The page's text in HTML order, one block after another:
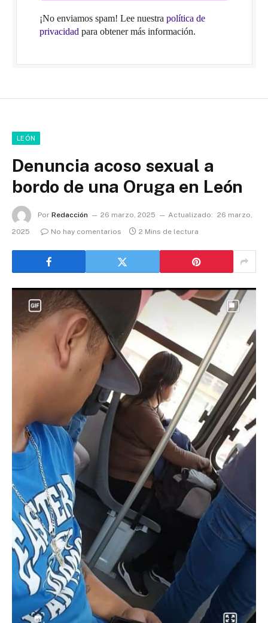
¡No enviamos spam! Lee nuestra política de
privacidad para obtener más información.
LEÓN
Denuncia acoso sexual a
bordo de una Oruga en León
Por Redacción 26 marzo, 2025 Actualizado: 26 marzo,
2025
No hay comentarios 2 Mins de lectura